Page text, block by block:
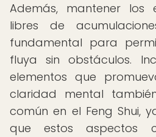
Además, mantener los
libres de
fundamental para
fluya sin obstáculos.
elementos que
claridad mental
común en el Feng Shui,
que estos aspectos